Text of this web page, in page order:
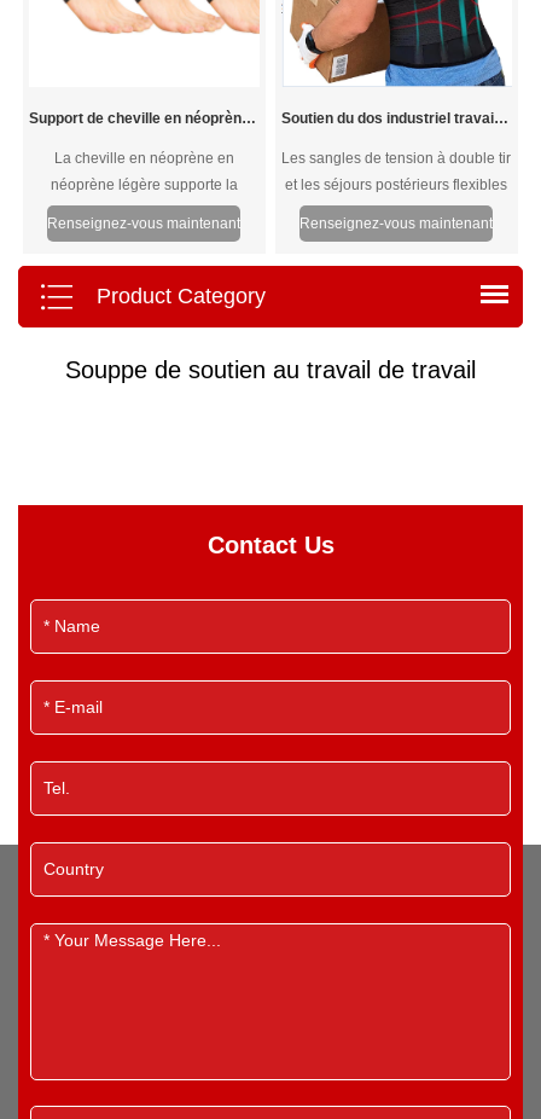
Support de cheville en néoprène en néoprène léger léger
La cheville en néoprène en
néoprène légère supporte la
conception ouverte en une pièce,
L'accumulation légère est ajustée
slim pour un confort supérieur et
néoprène garde les pieds au sec.
Renseignez-vous maintenant
Soutien du dos industriel travaillant
Les sangles de tension à double tir
et les séjours postérieurs flexibles
offrent un bas du dos et un soutien
professions, notamment la
construction, l'aménagement
Renseignez-vous maintenant
Product Category
Souppe de soutien au travail de travail
Contact Us